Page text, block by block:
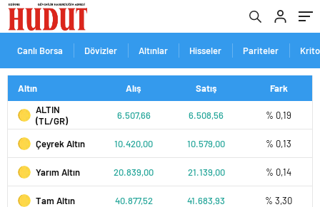
Canlı Borsa Dövizler Altınlar Hisseler Pariteler
Altın Alış Satış
Fark
ALTIN
(TL/GR)
6.507,66 6.508,56 % 0,19
Çeyrek Altın 10.420,00 10.579,00 % 0,13
Yarım Altın 20.839,00 21.139,00 % 0,14
Tam Altın 40.877,52 41.683,93
% 3,30